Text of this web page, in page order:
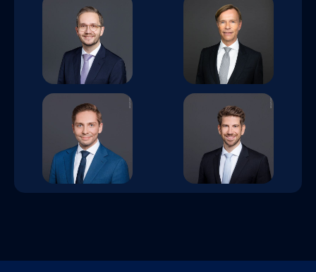
Felix Semper Thorsten Prigge